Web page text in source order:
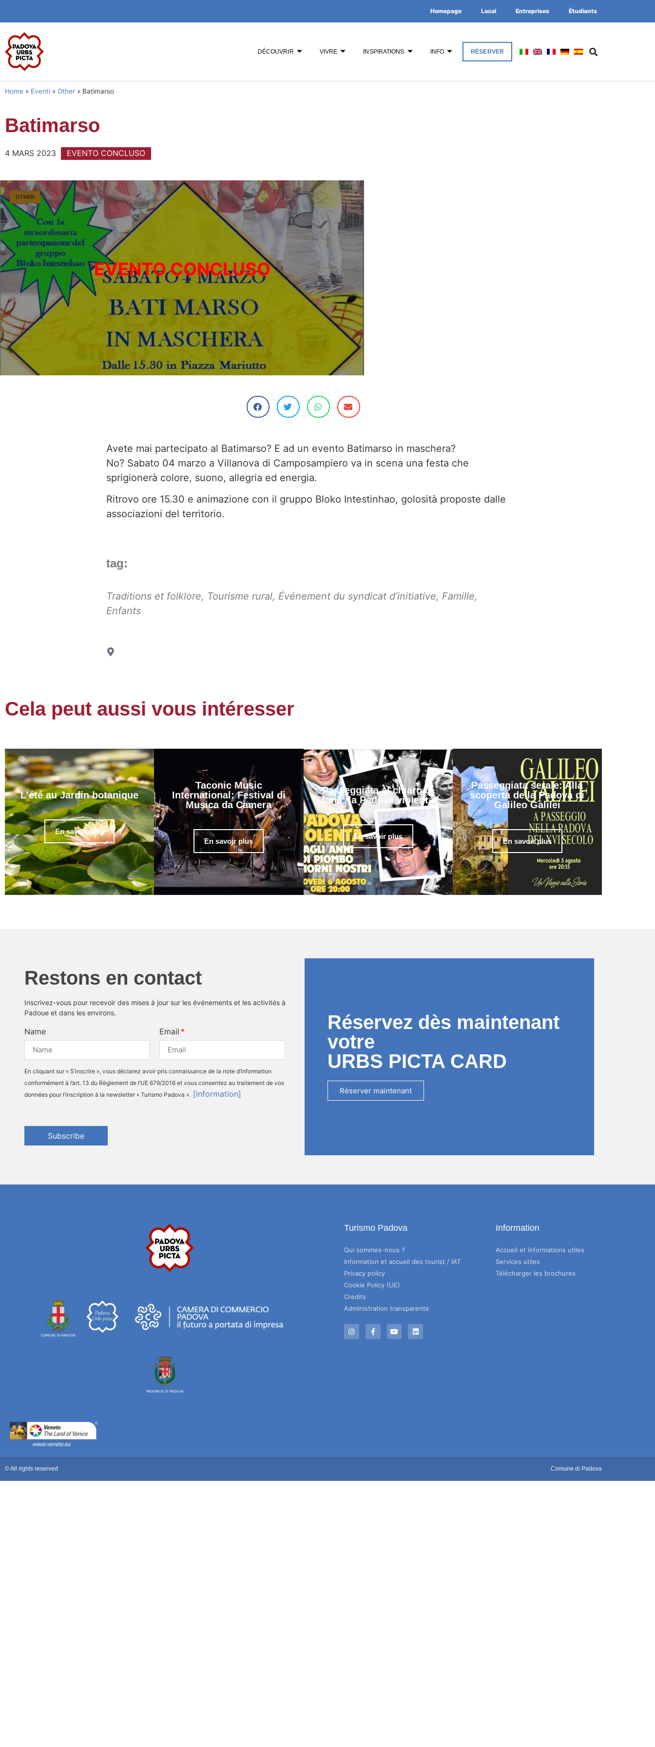
Homepage Local Entreprises Étudiants
DÉCOUVRIR VIVRE INSPIRATIONS INFO RÉSERVER
Home » Eventi » Other » Batimarso
Batimarso
4 MARS 2023 EVENTO CONCLUSO
OTHER
Avete mai partecipato al Batimarso? E ad un evento Batimarso in maschera?
No? Sabato 04 marzo a Villanova di Camposampiero va in scena una festa che
sprigionerà colore, suono, allegria ed energia.
Ritrovo ore 15.30 e animazione con il gruppo Bloko Intestinhao, golosità proposte dalle
associazioni del territorio.
tag:
Traditions et folklore, Tourisme rural, Événement du syndicat d’initiative, Famille,
Enfants
Cela peut aussi vous intéresser
L’été au Jardin botanique
En savoir plus
Taconic Music
International: Festival di
Musica da Camera
En savoir plus
Passeggiata al chiaro di
luna: la Padova violenta
En savoir plus
Passeggiata serale: Alla
scoperta della Padova di
Galileo Galilei
En savoir plus
Restons en contact
Inscrivez-vous pour recevoir des mises à jour sur les événements et les activités à
Padoue et dans les environs.
Name Email
En cliquant sur « S’inscrire », vous déclarez avoir pris connaissance de la note d’information
conformément à l’art. 13 du Règlement de l’UE 679/2016 et vous consentez au traitement de vos
données pour l’inscription à la newsletter « Turismo Padova ». [information]
Subscribe
Réservez dès maintenant
votre
URBS PICTA CARD
Réserver maintenant
Turismo Padova
Qui sommes-nous ?
Information et accueil des tourist / IAT
Privacy policy
Cookie Policy (UE)
Credits
Administration transparente
Information
Accueil et informations utiles
Services utiles
Télécharger les brochures
© All rights reserved Comune di Padova